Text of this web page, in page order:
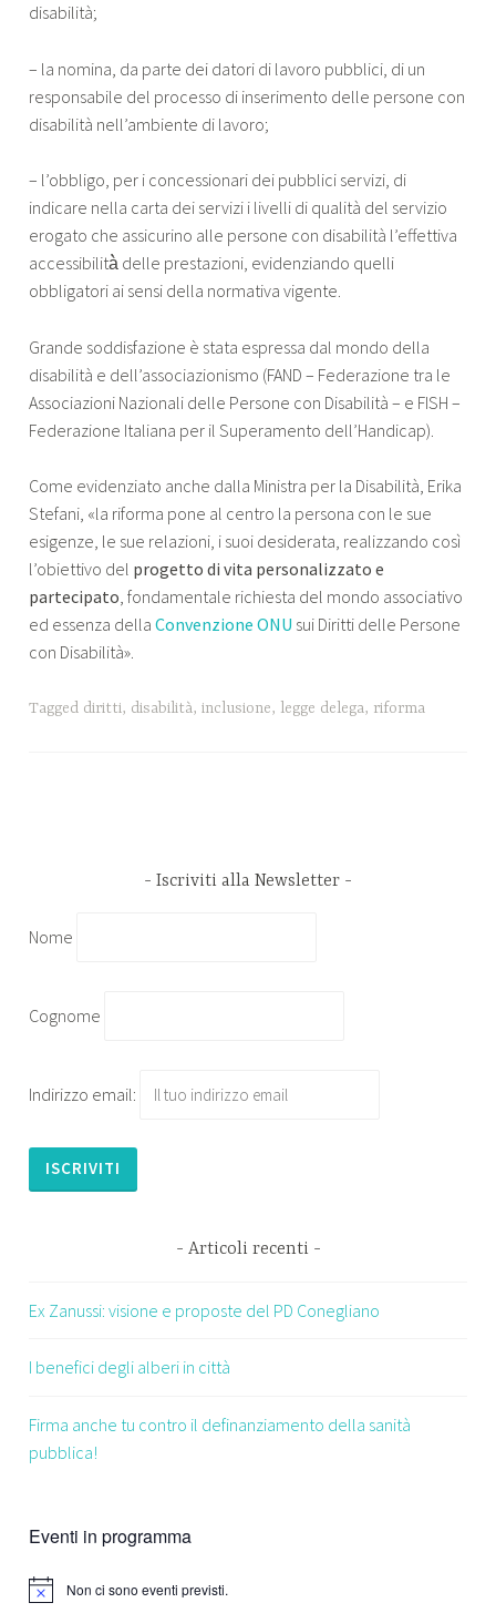
disabilità;
– la nomina, da parte dei datori di lavoro pubblici, di un
responsabile del processo di inserimento delle persone con
disabilità nell’ambiente di lavoro;
– l’obbligo, per i concessionari dei pubblici servizi, di
indicare nella carta dei servizi i livelli di qualità del servizio
erogato che assicurino alle persone con disabilità l’effettiva
accessibilità̀ delle prestazioni, evidenziando quelli
obbligatori ai sensi della normativa vigente.
Grande soddisfazione è stata espressa dal mondo della
disabilità e dell’associazionismo (FAND – Federazione tra le
Associazioni Nazionali delle Persone con Disabilità – e FISH –
Federazione Italiana per il Superamento dell’Handicap).
Come evidenziato anche dalla Ministra per la Disabilità, Erika
Stefani, «la riforma pone al centro la persona con le sue
esigenze, le sue relazioni, i suoi desiderata, realizzando così
l’obiettivo del progetto di vita personalizzato e
partecipato, fondamentale richiesta del mondo associativo
ed essenza dellaConvenzione ONU sui Diritti delle Persone
con Disabilità».
Tagged diritti, disabilità,inclusione, legge delega, riforma
Iscriviti alla Newsletter
Nome
Cognome
Indirizzo email:
Articoli recenti
Ex Zanussi: visione e proposte del PD Conegliano
I benefici degli alberi in città
Firma anche tu contro il definanziamento della sanità
pubblica!
Eventi in programma
Non ci sono eventi previsti.